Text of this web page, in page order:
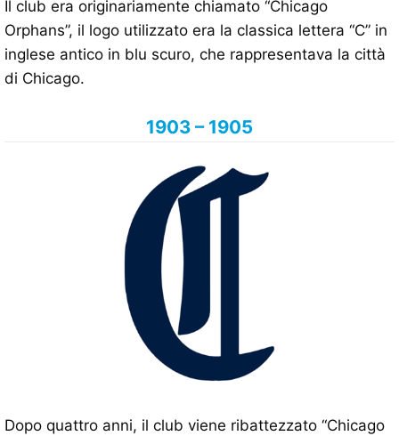
Il club era originariamente chiamato “Chicago
Orphans”, il logo utilizzato era la classica lettera “C” in
inglese antico in blu scuro, che rappresentava la città
di Chicago.
1903 – 1905
Dopo quattro anni, il club viene ribattezzato “Chicago